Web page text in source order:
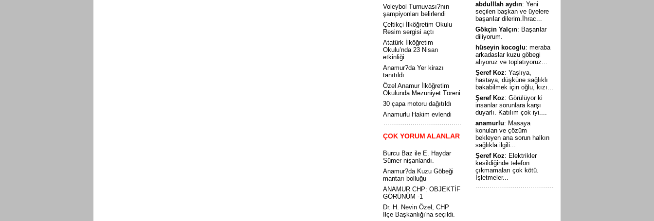
Voleybol Turnuvası?nın
şampiyonları belirlendi
Çeltikçi İlköğretim Okulu
Resim sergisi açtı
Atatürk İlköğretim
Okulu’nda 23 Nisan
etkinliği
Anamur?da Yer kirazı
tanıtıldı
Özel Anamur İlköğretim
Okulunda Mezuniyet Töreni
30 çapa motoru dağıtıldı
Anamurlu Hakim evlendi
ÇOK YORUM ALANLAR
Burcu Baz ile E. Haydar
Sümer nişanlandı.
Anamur?da Kuzu Göbeği
mantarı bolluğu
ANAMUR CHP: OBJEKTİF
GÖRÜNÜM -1
Dr. H. Nevin Özel, CHP
İlçe Başkanlığı'na seçildi.
abdulllah aydın: Yeni
seçilen başkan ve üyelere
başarılar dilerim.İhrac...
Gökçin Yalçın: Başarılar
diliyorum.
hüseyin kocoglu: meraba
arkadaslar kuzu göbegi
alıyoruz ve toplatıyoruz...
Şeref Koz: Yaşlıya,
hastaya, düşküne sağlıklı
bakabilmek için oğlu, kızı...
Şeref Koz: Görülüyor ki
insanlar sorunlara karşı
duyarlı. Katılım çok iyi....
anamurlu: Masaya
konulan ve çözüm
bekleyen ana sorun halkın
sağlıkla ilgili...
Şeref Koz: Elektrikler
kesildiğinde telefon
çıkmamaları çok kötü.
İşletmeler...